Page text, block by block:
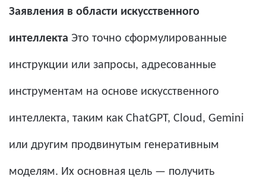
Заявления в области искусственного
интеллекта Это точно сформулированные
инструкции или запросы, адресованные
инструментам на основе искусственного
интеллекта, таким как ChatGPT, Cloud, Gemini
или другим продвинутым генеративным
моделям. Их основная цель — получить